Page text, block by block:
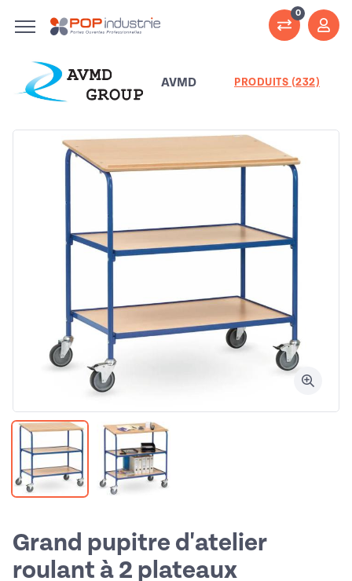
0
AVMD PRODUITS (232)
Grand pupitre d'atelier
roulant à 2 plateaux